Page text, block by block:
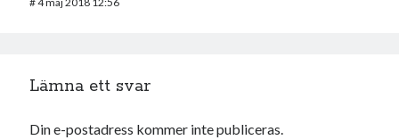
Lämna ett svar
Din e-postadress kommer inte publiceras.